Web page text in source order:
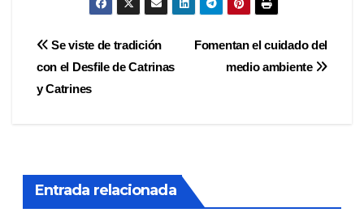
Navegación
de
Fomentan el cuidado del
medio ambiente
Se viste de tradición
con el Desfile de Catrinas
y Catrines
Entrada relacionada